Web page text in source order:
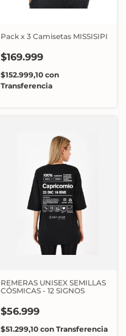
Pack x 3 Camisetas MISSISIPI
$169.999
$152.999,10 con
Transferencia
REMERAS UNISEX SEMILLAS
CÓSMICAS - 12 SIGNOS
$56.999
$51.299,10 con Transferencia